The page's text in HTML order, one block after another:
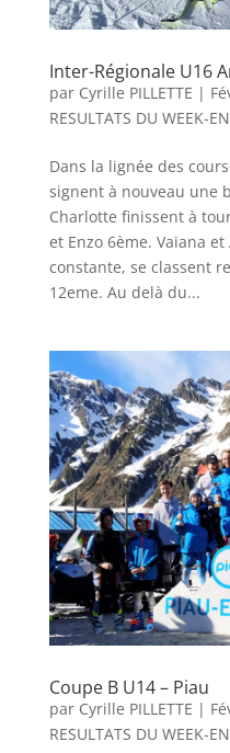
Inter-Régionale U16
par Cyrille PILLETTE |
RESULTATS DU WEEK-
Dans la lignée des
signent à nouveau une
Charlotte finissent à
et Enzo 6ème. Vaiana
constante, se classent
12eme. Au delà du...
Coupe B U14 – Piau
par Cyrille PILLETTE |
RESULTATS DU WEEK-